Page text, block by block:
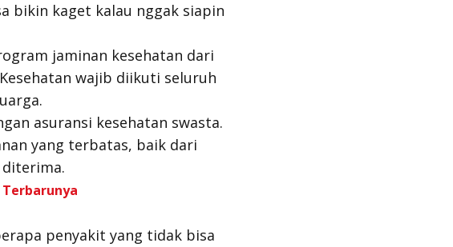
bikin kaget kalau nggak siapin
jaminan kesehatan dari
wajib diikuti seluruh
asuransi kesehatan swasta.
yang terbatas, baik dari
Terbarunya
penyakit yang tidak bisa